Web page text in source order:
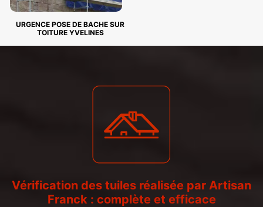
URGENCE POSE DE BACHE SUR
TOITURE YVELINES
Vérification des tuiles réalisée par Artisan
Franck : complète et efficace